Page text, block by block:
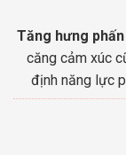
Tăng hưng
căng cảm xúc
định năng lực